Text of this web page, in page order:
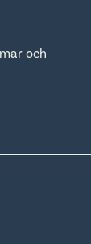
och